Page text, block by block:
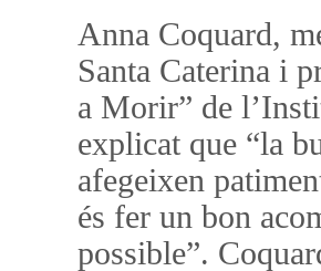
Anna Coquard,
Santa Caterina i
a Morir” de
explicat que “la
afegeixen
és fer un bon
possible”.